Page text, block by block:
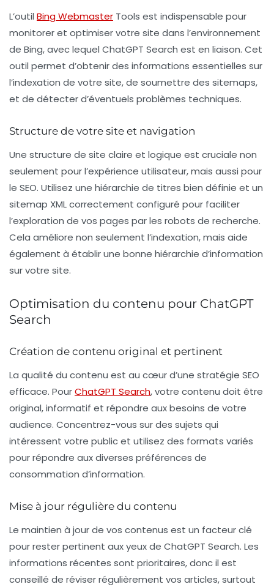
L’outil Bing Webmaster Tools est indispensable pour
monitorer et optimiser votre site dans l’environnement
de Bing, avec lequel ChatGPT Search est en liaison. Cet
outil permet d’obtenir des informations essentielles sur
l’indexation de votre site, de soumettre des sitemaps,
et de détecter d’éventuels problèmes techniques.
Structure de votre site et navigation
Une structure de site claire et logique est cruciale non
seulement pour l’expérience utilisateur, mais aussi pour
le SEO. Utilisez une hiérarchie de titres bien définie et un
sitemap XMLcorrectement configuré pour faciliter
l’exploration de vos pages par les robots de recherche.
Cela améliore non seulement l’indexation, mais aide
également à établir une bonne hiérarchie d’information
sur votre site.
Optimisation du contenu pour ChatGPT
Search
Création de contenu original et pertinent
La qualité du contenu est au cœur d’une stratégie SEO
efficace. PourChatGPT Search, votre contenu doit être
original, informatif et répondre aux besoins de votre
audience. Concentrez-vous sur des sujets qui
intéressent votre public et utilisez des formats variés
pour répondre aux diverses préférences de
consommation d’information.
Mise à jour régulière du contenu
Le maintien à jour de vos contenus est un facteur clé
pour rester pertinent aux yeux de ChatGPT Search. Les
informations récentes sont prioritaires, donc il est
conseillé de réviser régulièrement vos articles, surtout